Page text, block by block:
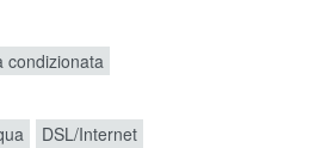
condizionata
DSL/Internet